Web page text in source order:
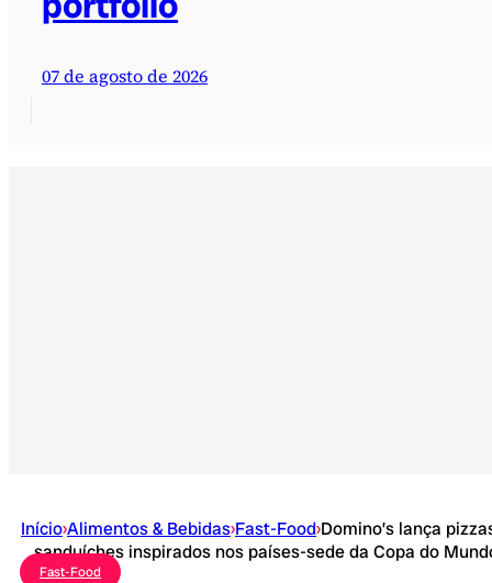
07 de agosto de 2026
Início›Alimentos & Bebidas›Fast-Food›Domino’s lança
sanduíches inspirados nos países-sede da Copa do
Fast-Food